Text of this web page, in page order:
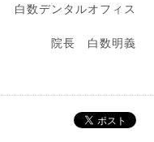
白数デンタルオフィス
院長 白数明義